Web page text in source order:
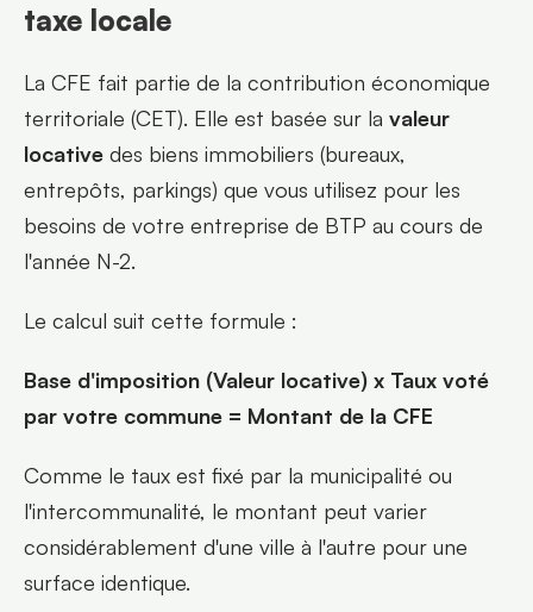
taxe locale
La CFE fait partie de la contribution économique
territoriale (CET). Elle est basée sur la valeur
locative des biens immobiliers (bureaux,
entrepôts, parkings) que vous utilisez pour les
besoins de votre entreprise de BTP au cours de
l'année N-2.
Le calcul suit cette formule :
Base d'imposition (Valeur locative) x Taux voté
par votre commune = Montant de la CFE
Comme le taux est fixé par la municipalité ou
l'intercommunalité, le montant peut varier
considérablement d'une ville à l'autre pour une
surface identique.